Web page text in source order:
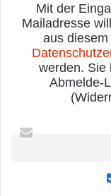
Mit der
Mailadresse
aus
werden. Sie
Abmelde-